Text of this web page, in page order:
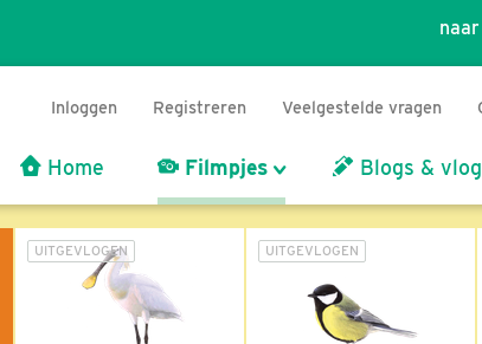
Inloggen Registreren Veelgestelde vragen
Home Filmpjes Blogs &
UITGEVLOGEN UITGEVLOGEN